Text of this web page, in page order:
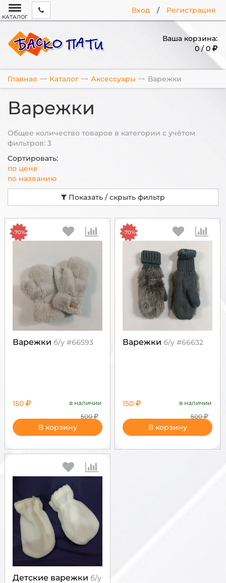
Вход / Регистрация
КАТАЛОГ
Ваша корзина:
0 / 0
Главная Каталог Аксессуары Варежки
Варежки
Общее количество товаров в категории с учётом
фильтров: 3
Сортировать:
по цене
по названию
Показать / скрыть фильтр
Варежки б/у #66593
-70%
150
в наличии
500
В корзину
Варежки б/у #66632
-70%
150
в наличии
500
В корзину
Детские варежки б/у